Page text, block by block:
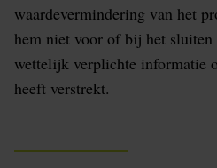
waardevermindering van het
hem niet voor of bij het sluiten
wettelijk verplichte informatie
heeft verstrekt.